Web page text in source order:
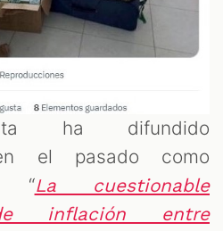
ha difundido
el pasado como
“La cuestionable
inflación entre